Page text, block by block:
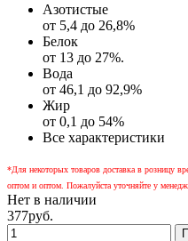
Азотистые
от 5,4 до 26,8%
Белок
от 13 до 27%.
Вода
от 46,1 до 92,9%
Жир
от 0,1 до 54%
Все характеристики
*Для некоторых товаров доставка в розницу
оптом и оптом. Пожалуйста уточняйте у
Нет в наличии
377руб.